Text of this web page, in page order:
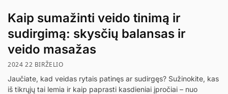
Kaip sumažinti veido tinimą ir
sudirgimą: skysčių balansas ir
veido masažas
2024 22 BIRŽELIO
Jaučiate, kad veidas rytais patinęs ar sudirgęs? Sužinokite, kas
iš tikrųjų tai lemia ir kaip paprasti kasdieniai įpročiai – nuo